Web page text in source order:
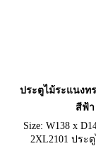
ประตูไม้ระแนงท
สีฟ้า
Size: W138 x
2XL2101 ประ